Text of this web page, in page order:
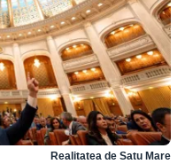
Realitatea de Satu Mare